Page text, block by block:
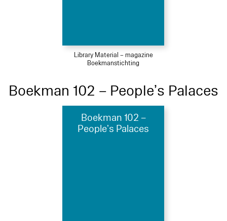
Library Material – magazine
Boekmanstichting
Boekman 102 – People’s Palaces
Boekman 102 –
People’s Palaces